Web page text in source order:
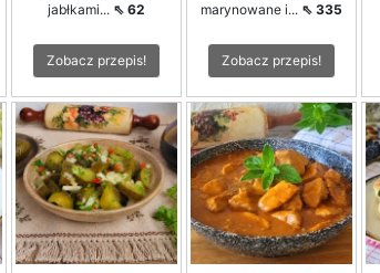
jabłkami... ⇖ 62
Zobacz przepis!
marynowane i... ⇖ 335
Zobacz przepis!